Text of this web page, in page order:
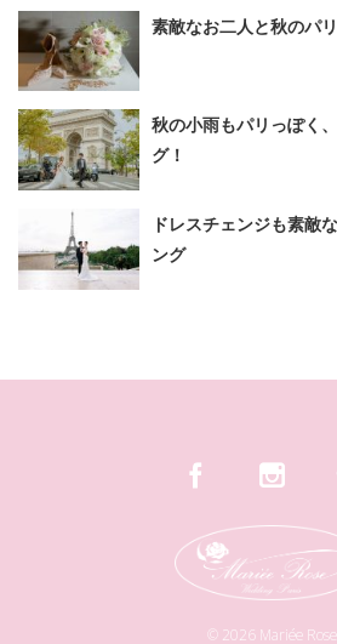
素敵なお二人と秋のパ
秋の小雨もパリっぽく
グ！
ドレスチェンジも素敵
ング
© 2026Mariée Rose